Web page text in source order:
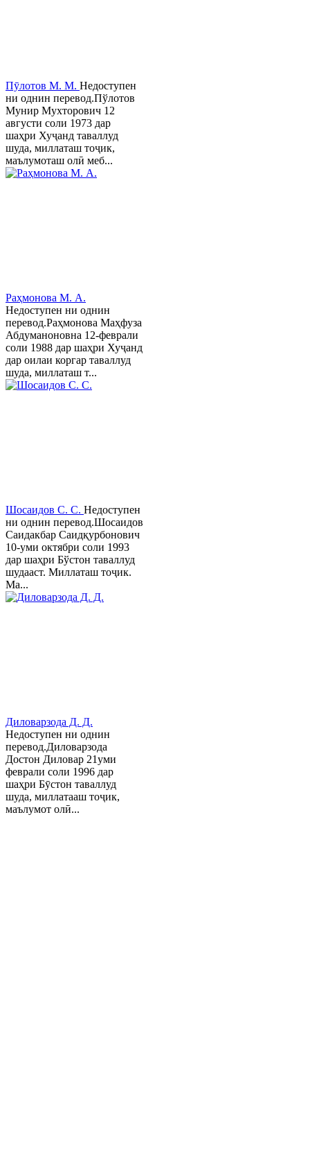
Пӯлотов М. М. Недоступен
ни однин перевод.Пўлотов
Мунир Мухторович 12
августи соли 1973 дар
шаҳри Хуҷанд таваллуд
шуда, миллаташ тоҷик,
маълумоташ олӣ меб...
Раҳмонова М. А.
Недоступен ни однин
перевод.Раҳмонова Маҳфуза
Абдуманоновна 12-феврали
соли 1988 дар шаҳри Хуҷанд
дар оилаи коргар таваллуд
шуда, миллаташ т...
Шосаидов С. С. Недоступен
ни однин перевод.Шосаидов
Саидакбар Саидқурбонович
10-уми октябри соли 1993
дар шаҳри Бўстон таваллуд
шудааст. Миллаташ тоҷик.
Ма...
Диловарзода Д. Д.
Недоступен ни однин
перевод.Диловарзода
Достон Диловар 21уми
феврали соли 1996 дар
шаҳри Бӯстон таваллуд
шуда, миллатааш тоҷик,
маълумот олӣ...